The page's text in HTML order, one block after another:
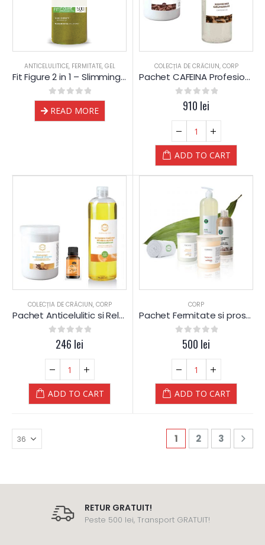
ANTICELULITICE, FERMITATE, GEL
Fit Figure 2 in 1 – Slimming si Anticelulita gel – Dr.Kelen
0out of 5
READ MORE
COLECȚIA DE CRĂCIUN, CORP
Pachet CAFEINA Profesional
out of 5
910 lei
ADD TO CART
COLECȚIA DE CRĂCIUN, CORP
Pachet Anticelulitic si Relaxare PORTOCALE si SCORTISOARA – Yamuna
out of 5
246 lei
ADD TO CART
CORP
Pachet Fermitate si prosop Yamuna
out of 5
500 lei
ADD TO CART
1 2 3
RETUR GRATUIT!
Peste 500 lei, Transport GRATUIT!